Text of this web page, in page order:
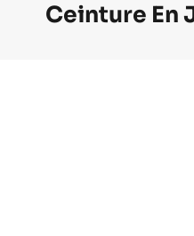
Ceinture En